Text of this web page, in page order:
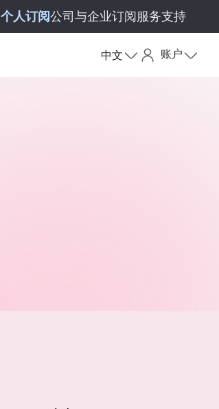
个人订阅公司与企业订阅服务支持
中文 账户